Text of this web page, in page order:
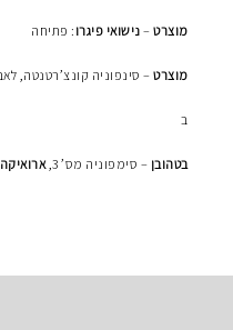
מוצרט – נישואי פיגרו : פתיחה
מוצרט
ב
בטהובן – סימפוניה מס’ 3, ארואיקה